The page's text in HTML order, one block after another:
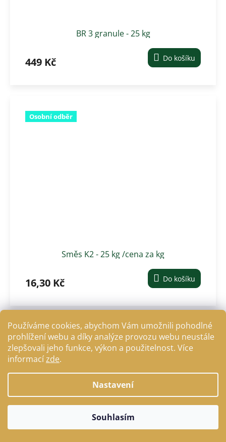
Používáme cookies, abychom Vám umožnili pohodlné
prohlížení webu a díky analýze provozu webu neustále
zlepšovali jeho funkce, výkon a použitelnost. Více
informacízde.
Nastavení
Souhlasím
BR 3 granule - 25 kg
449 Kč Do košíku
Osobní odběr
Směs K2 - 25 kg /cena za kg
16,30 Kč Do košíku
Osobní odběr